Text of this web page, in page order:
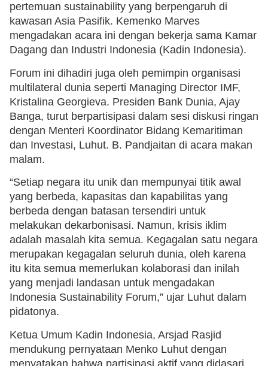
pertemuan sustainability yang berpengaruh di
kawasan Asia Pasifik. Kemenko Marves
mengadakan acara ini dengan bekerja sama Kamar
Dagang dan Industri Indonesia (Kadin Indonesia).
Forum ini dihadiri juga oleh pemimpin organisasi
multilateral dunia seperti Managing Director IMF,
Kristalina Georgieva. Presiden Bank Dunia, Ajay
Banga, turut berpartisipasi dalam sesi diskusi ringan
dengan Menteri Koordinator Bidang Kemaritiman
dan Investasi, Luhut. B. Pandjaitan di acara makan
malam.
“Setiap negara itu unik dan mempunyai titik awal
yang berbeda, kapasitas dan kapabilitas yang
berbeda dengan batasan tersendiri untuk
melakukan dekarbonisasi. Namun, krisis iklim
adalah masalah kita semua. Kegagalan satu negara
merupakan kegagalan seluruh dunia, oleh karena
itu kita semua memerlukan kolaborasi dan inilah
yang menjadi landasan untuk mengadakan
Indonesia Sustainability Forum,” ujar Luhut dalam
pidatonya.
Ketua Umum Kadin Indonesia, Arsjad Rasjid
mendukung pernyataan Menko Luhut dengan
menyatakan bahwa partisipasi aktif yang didasari